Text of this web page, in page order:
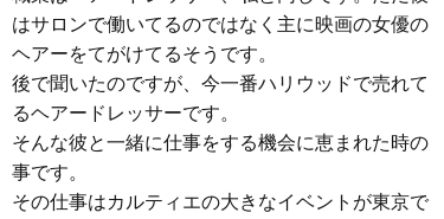
はサロンで働いてるのではなく主に映画の女優の
ヘアーをてがけてるそうです。
後で聞いたのですが、今一番ハリウッドで売れて
るヘアードレッサーです。
そんな彼と一緒に仕事をする機会に恵まれた時の
事です。
その仕事はカルティエの大きなイベントが東京で